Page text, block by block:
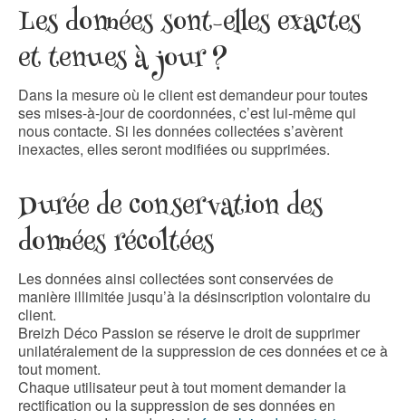
Les données sont-elles exactes
et tenues à jour ?
Dans la mesure où le client est demandeur pour toutes
ses mises-à-jour de coordonnées, c’est lui-même qui
nous contacte. Si les données collectées s’avèrent
inexactes, elles seront modifiées ou supprimées.
Durée de conservation des
données récoltées
Les données ainsi collectées sont conservées de
manière illimitée jusqu’à la désinscription volontaire du
client.
Breizh Déco Passion se réserve le droit de supprimer
unilatéralement de la suppression de ces données et ce à
tout moment.
Chaque utilisateur peut à tout moment demander la
rectification ou la suppression de ses données en